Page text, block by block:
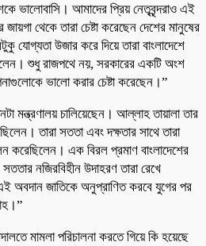
ভালোবাসি। আমাদের প্রিয় নেতৃবৃন্দরাও এই
থেকে তারা চেষ্টা করেছেন দেশের মানুষের
উজার করে দিয়ে তারা বাংলাদেশে
শুধু রাজপথে নয়, সরকারের একটি অংশ
ভালো করার চেষ্টা করেছেন।”
মন্ত্রণালয় চালিয়েছেন। আল্লাহ তায়ালা তার
তারা সততা এবং দক্ষতার সাথে তারা
করেছিলেন। এক বিরল প্রমাণ বাংলাদেশের
নজিরবিহীন উদাহরণ তারা রেখে
অবদান জাতিকে অনুপ্রাণিত করবে যুগের পর
মামলা পরিচালনা করতে গিয়ে কি হয়েছে